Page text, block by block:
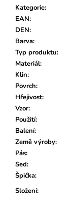
Kategorie:
EAN:
DEN:
Barva:
Typ produktu:
Materiál:
Klin:
Povrch:
Hřejivost:
Vzor:
Použití:
Balení:
Země výroby:
Pás:
Sed:
Špička:
Složení: